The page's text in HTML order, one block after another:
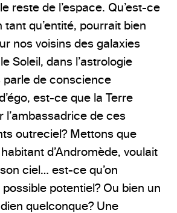
reste de l’espace. Qu’est-ce
tant qu’entité, pourrait bien
nos voisins des galaxies
Soleil, dans l’astrologie
parle de conscience
est-ce que la Terre
l’ambassadrice de ces
outreciel? Mettons que
d’Andromède, voulait
ciel… est-ce qu’on
potentiel? Ou bien un
quelconque? Une